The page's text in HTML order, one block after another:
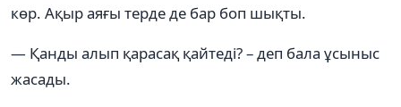
көр. Ақыр аяғы терде де бар боп шықты.
— Қанды алып қарасақ қайтеді? – деп бала ұсыныс
жасады.